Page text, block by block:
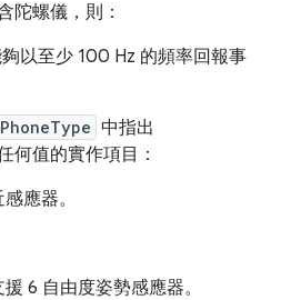
陀螺儀，則：
以至少 100 Hz 的頻率回報事
中指出
何值的實作項目：
應器。
6 自由度姿勢感應器。